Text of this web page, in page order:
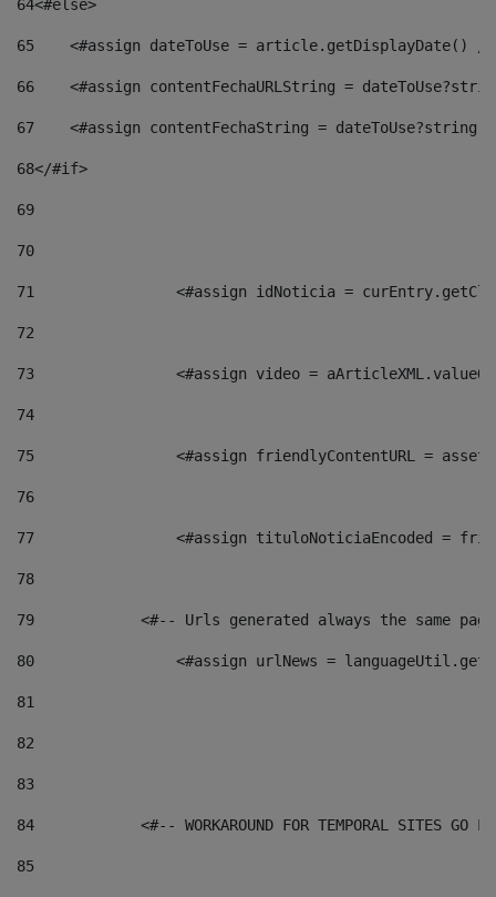
64<#else>
65
<#assign dateToUse = article.getDisplayDate()
66
<#assign contentFechaURLString =
67
<#assign contentFechaString =
68</#if>
69
70
71
<#assign idNoticia =
72
73
<#assign video =
74
75
<#assign friendlyContentURL =
76
77
<#assign tituloNoticiaEncoded =
78
79
<#-- Urls generated always the same
80
<#assign urlNews =
81
82
83
84
<#-- WORKAROUND FOR TEMPORAL SITES GO
85